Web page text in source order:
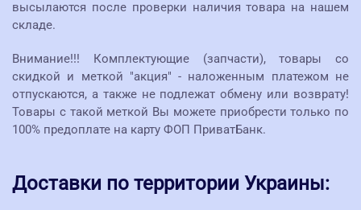
высылаются после проверки наличия товара на нашем
складе.
Внимание!!! Комплектующие (запчасти), товары со
скидкой и меткой "акция" - наложенным платежом не
отпускаются, а также не подлежат обмену или возврату!
Товары с такой меткой Вы можете приобрести только по
100% предоплате на карту ФОП ПриватБанк.
Доставки по территории Украины: